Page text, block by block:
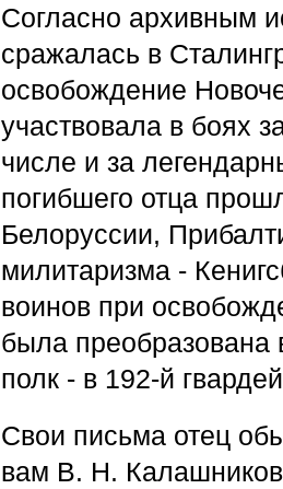
Согласно архивным
сражалась в
освобождение
участвовала в боях
числе и за
погибшего отца
Белоруссии,
милитаризма -
воинов при
была преобразована
полк - в 192-й
Свои письма отец
вам В. Н.